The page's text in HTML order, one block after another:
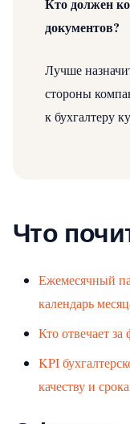
Кто должен
документов?
Лучше
стороны
к бухгалтеру
Что
Ежемесячный
календарь
Кто отвечает
KPI
качеству и